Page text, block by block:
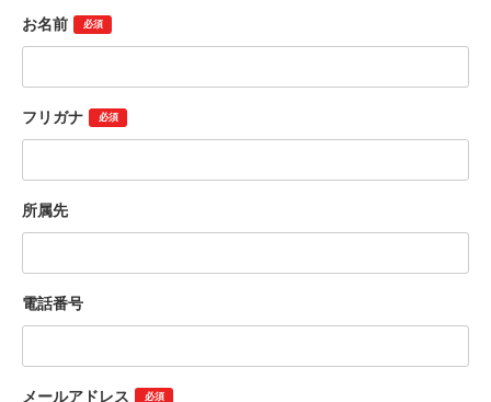
お名前 必須
フリガナ 必須
所属先
電話番号
メールアドレス 必須